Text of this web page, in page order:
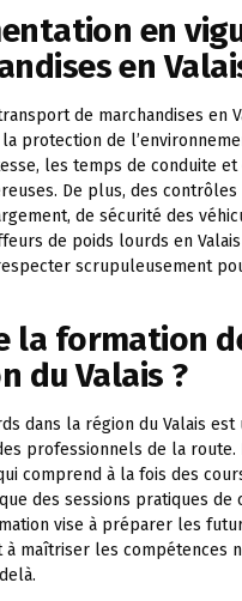
en
en
de marchandises en
protection de
les temps de conduite
De plus, des
de sécurité des
de poids lourds en
scrupuleusement
la formation
du Valais ?
dans la région du Valais
professionnels de la route.
comprend à la fois des
des sessions pratiques de
vise à préparer les
maîtriser les compétences